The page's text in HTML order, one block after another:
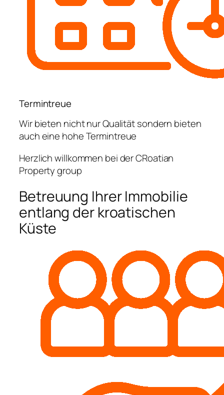
Termintreue
Wir bieten nicht nur Qualität sondern bieten
auch eine hohe Termintreue
Herzlich willkommen bei der CRoatian
Property group
Betreuung Ihrer Immobilie
entlang der kroatischen
Küste